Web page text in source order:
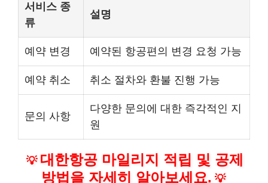
서비스 종
류
설명
예약 변경 예약된 항공편의 변경 요청 가능
예약 취소 취소 절차와 환불 진행 가능
문의 사항
다양한 문의에 대한 즉각적인 지
원
💡 대한항공 마일리지 적립 및 공제
방법을 자세히 알아보세요. 💡